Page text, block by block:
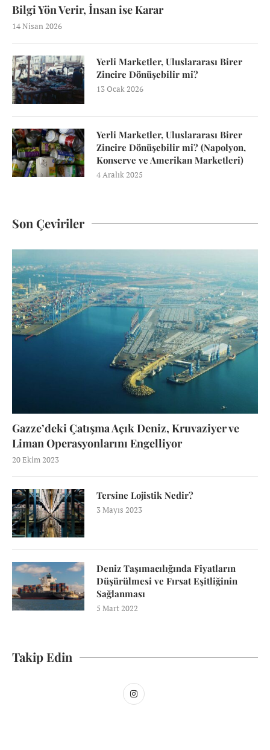
Bilgi Yön Verir, İnsan ise Karar
14 Nisan 2026
Yerli Marketler, Uluslararası Birer
Zincire Dönüşebilir mi?
13 Ocak 2026
Yerli Marketler, Uluslararası Birer
Zincire Dönüşebilir mi? (Napolyon,
Konserve ve Amerikan Marketleri)
4 Aralık 2025
Son Çeviriler
Gazze’deki Çatışma Açık Deniz, Kruvaziyer ve
Liman Operasyonlarını Engelliyor
20 Ekim 2023
Tersine Lojistik Nedir?
3 Mayıs 2023
Deniz Taşımacılığında Fiyatların
Düşürülmesi ve Fırsat Eşitliğinin
Sağlanması
5 Mart 2022
Takip Edin